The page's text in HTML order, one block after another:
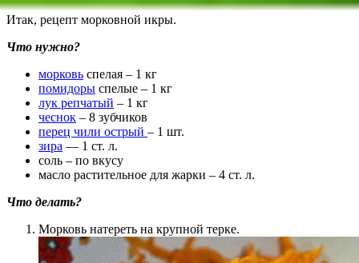
Итак, рецепт морковной икры.
Что нужно?
морковь спелая – 1 кг
помидоры спелые – 1 кг
лук репчатый – 1 кг
чеснок – 8 зубчиков
перец чили острый – 1 шт.
зира — 1 ст. л.
соль – по вкусу
масло растительное для жарки – 4 ст. л.
Что делать?
Морковь натереть на крупной терке.